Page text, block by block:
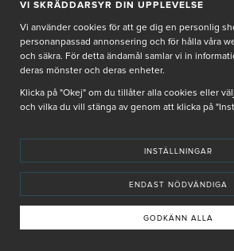
Skin
GUIDER
VI SKRÄDDARSYR DIN UPPLEVELSE
Vi använder cookies för att ge dig en personlig
personanpassad annonsering och för hålla våra
och säkra. För detta ändamål samlar vi in
deras mönster och deras enheter.
Klicka på "Okej" om du tillåter alla cookies eller
och vilka du vill stänga av genom att klicka på
INSTÄLLNINGAR
ENDAST NÖDVÄNDIGA
GODKÄNN ALLA